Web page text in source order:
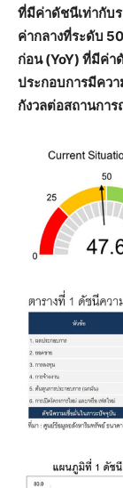
ที่มีค่าดัชนีเท่ากับ
ค่ากลางที่ระดับ
ก่อน (YoY) ที่มีค่า
ประกอบการมีคว
กังวลต่อสถานกา